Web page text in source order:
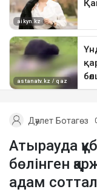
Дәулет Ботагөз
Атырауда
бөлінген
адам